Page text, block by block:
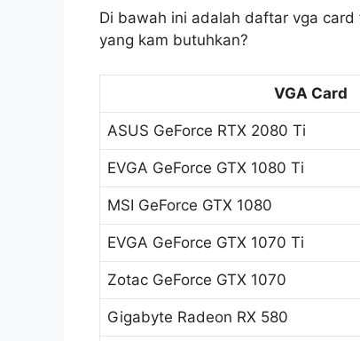
Di bawah ini adalah daftar vga
yang kam butuhkan?
VGA Card
ASUS GeForce RTX 2080 Ti
EVGA GeForce GTX 1080 Ti
MSI GeForce GTX 1080
EVGA GeForce GTX 1070 Ti
Zotac GeForce GTX 1070
Gigabyte Radeon RX 580